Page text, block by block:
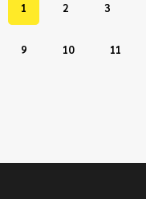
1 2 3
9 10 11